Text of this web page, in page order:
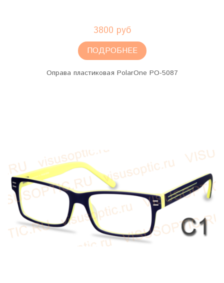
3800 руб
ПОДРОБНЕЕ
Оправа пластиковая PolarOne PO-5087